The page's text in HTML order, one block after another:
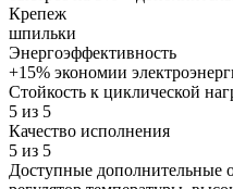
Крепеж
шпильки
Энергоэффективность
+15% экономии
Стойкость к циклической
5 из 5
Качество исполнения
5 из 5
Доступные дополнительные